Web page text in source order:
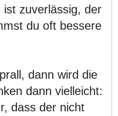
zuverlässig, der
du oft bessere
dann wird die
dann vielleicht:
dass der nicht